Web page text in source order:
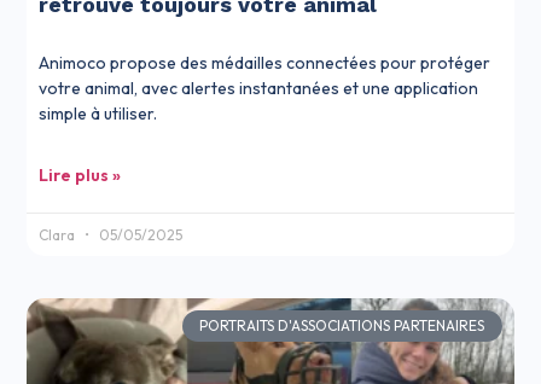
Animoco propose des médailles connectées pour protéger
votre animal, avec alertes instantanées et une application
simple à utiliser.
Lire plus »
Clara 05/05/2025
PORTRAITS D'ASSOCIATIONS PARTENAIRES